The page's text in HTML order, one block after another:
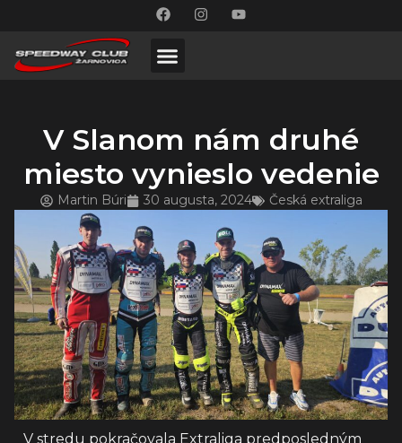
V Slanom nám druhé
miesto vynieslo vedenie
Martin Búri 30 augusta, 2024 Česká extraliga
V stredu pokračovala Extraliga predposledným